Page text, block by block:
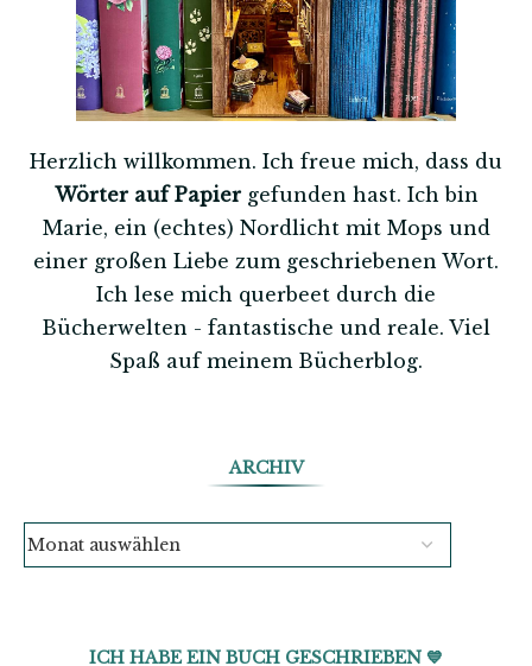
Herzlich willkommen. Ich freue mich, dass du
Wörter auf Papiergefunden hast. Ich bin
Marie, ein (echtes) Nordlicht mit Mops und
einer großen Liebe zum geschriebenen Wort.
Ich lese mich querbeet durch die
Bücherwelten - fantastische und reale. Viel
Spaß auf meinem Bücherblog.
ARCHIV
ICH HABE EIN BUCH GESCHRIEBEN 💙